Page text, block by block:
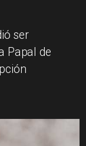
ser
Papal de